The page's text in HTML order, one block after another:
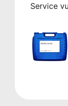
Service